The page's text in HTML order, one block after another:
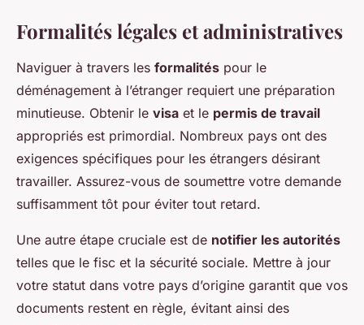
Formalités légales et administratives
Naviguer à travers les formalités pour le
déménagement à l’étranger requiert une préparation
minutieuse. Obtenir le visa et le permis de travail
appropriés est primordial. Nombreux pays ont des
exigences spécifiques pour les étrangers désirant
travailler. Assurez-vous de soumettre votre demande
suffisamment tôt pour éviter tout retard.
Une autre étape cruciale est de notifier les autorités
telles que le fisc et la sécurité sociale. Mettre à jour
votre statut dans votre pays d’origine garantit que vos
documents restent en règle, évitant ainsi des